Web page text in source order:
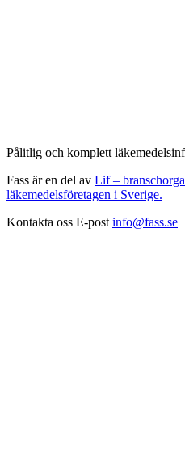
Pålitlig och komplett
Fass är en del av Lif –
läkemedelsföretagen i Sverige.
Kontakta oss E-post info@fass.se